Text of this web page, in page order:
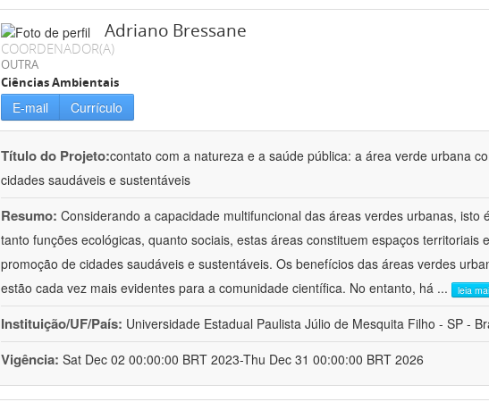
Adriano Bressane
COORDENADOR(A)
OUTRA
Ciências Ambientais
E-mail Currículo
Título do Projeto:contato com a natureza e a saúde pública: a área verde urbana
cidades saudáveis e sustentáveis
Resumo: Considerando a capacidade multifuncional das áreas verdes urbanas, isto
tanto funções ecológicas, quanto sociais, estas áreas constituem espaços territoriais
promoção de cidades saudáveis e sustentáveis. Os benefícios das áreas verdes
estão cada vez mais evidentes para a comunidade científica. No entanto, há ... leia
Instituição/UF/País: Universidade Estadual Paulista Júlio de Mesquita Filho - SP -
Vigência: Sat Dec 02 00:00:00 BRT 2023-Thu Dec 31 00:00:00 BRT 2026